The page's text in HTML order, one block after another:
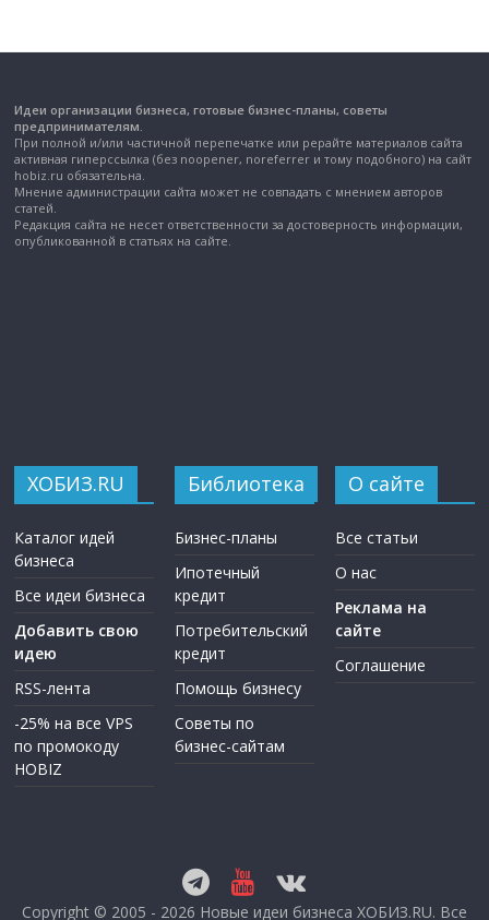
Идеи организации бизнеса, готовые бизнес-планы, советы
предпринимателям.
При полной и/или частичной перепечатке или рерайте материалов сайта
активная гиперссылка (без noopener, noreferrer и тому подобного) на сайт
hobiz.ru обязательна.
Мнение администрации сайта может не совпадать с мнением авторов
статей.
Редакция сайта не несет ответственности за достоверность информации,
опубликованной в статьях на сайте.
ХОБИЗ.RU
Каталог идей
бизнеса
Все идеи бизнеса
Добавить свою
идею
RSS-лента
-25% на все VPS
по промокоду
HOBIZ
Библиотека
Бизнес-планы
Ипотечный
кредит
Потребительский
кредит
Помощь бизнесу
Советы по
бизнес-сайтам
О сайте
Все статьи
О нас
Реклама на
сайте
Соглашение
Copyright © 2005 - 2026 Новые идеи бизнеса ХОБИЗ.RU. Все